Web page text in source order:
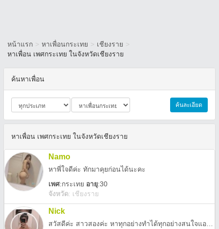
หน้าแรก > หาเพื่อนกระเทย > เชียงราย >
หาเพื่อน เพศกระเทย ในจังหวัดเชียงราย
ค้นหาเพื่อน
ค้นละเอียด
หาเพื่อน เพศกระเทย ในจังหวัดเชียงราย
Namo
หาพี่ใจดีค่ะ ทักมาคุยก่อนได้นะคะ
เพศ:กระเทย อายุ:30
จังหวัด: เชียงราย
Nick